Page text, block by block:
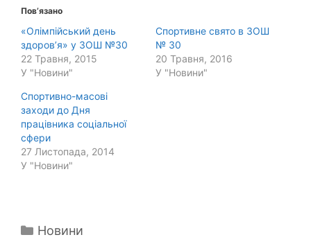
Пов’язано
«Олімпійський день
здоров’я» у ЗОШ №30
22 Травня, 2015
У "Новини"
Спортивне свято в ЗОШ
№ 30
20 Травня, 2016
У "Новини"
Спортивно-масові
заходи до Дня
працівника соціальної
сфери
27 Листопада, 2014
У "Новини"
Категорії
Новини